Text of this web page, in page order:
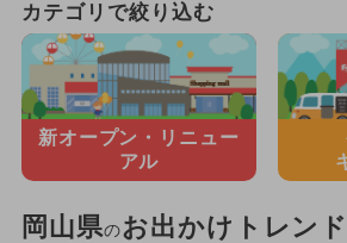
カテゴリで絞り込む
新オープン・ リニュー
アル
岡山県のお出かけトレン